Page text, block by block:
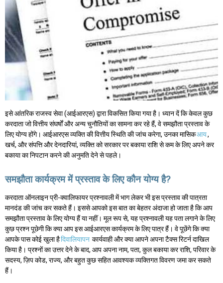
इसे आंतरिक राजस्व सेवा (आईआरएस) द्वारा विकसित किया गया है। ध्यान दें कि केवल कुछ
करदाता जो वित्तीय संघर्षों और अन्य चुनौतियों का सामना कर रहे हैं, वे समझौता प्रस्ताव के
लिए योग्य होंगे। आईआरएस व्यक्ति की वित्तीय स्थिति की जांच करेगा, उनका मासिकआय,
खर्च, और संपत्ति और देनदारियां, व्यक्ति को सरकार पर बकाया राशि से कम के लिए अपने कर
बकाया का निपटान करने की अनुमति देने से पहले।
समझौता कार्यक्रम में प्रस्ताव के लिए कौन योग्य है?
करदाता ऑनलाइन प्री-क्वालिफायर प्रश्नावली में भाग लेकर भी इस प्रस्ताव की पात्रता
मानदंड की जांच कर सकते हैं। इससे आपको इस बात का बेहतर अंदाजा हो जाता है कि आप
समझौता प्रस्ताव के लिए योग्य हैं या नहीं। मूल रूप से, यह प्रश्नावली यह पता लगाने के लिए
कुछ प्रश्न पूछेगी कि क्या आप इस आईआरएस कार्यक्रम के लिए पात्र हैं। वे पूछेंगे कि क्या
आपके पास कोई खुला हैदिवालियापन कार्यवाही और क्या आपने अपना टैक्स रिटर्न दाखिल
किया है। प्रश्नों का उत्तर देने के बाद, आप अपना नाम, पता, कुल बकाया कर राशि, परिवार के
सदस्य, ज़िप कोड, राज्य, और बहुत कुछ सहित आवश्यक व्यक्तिगत विवरण जमा कर सकते
हैं।